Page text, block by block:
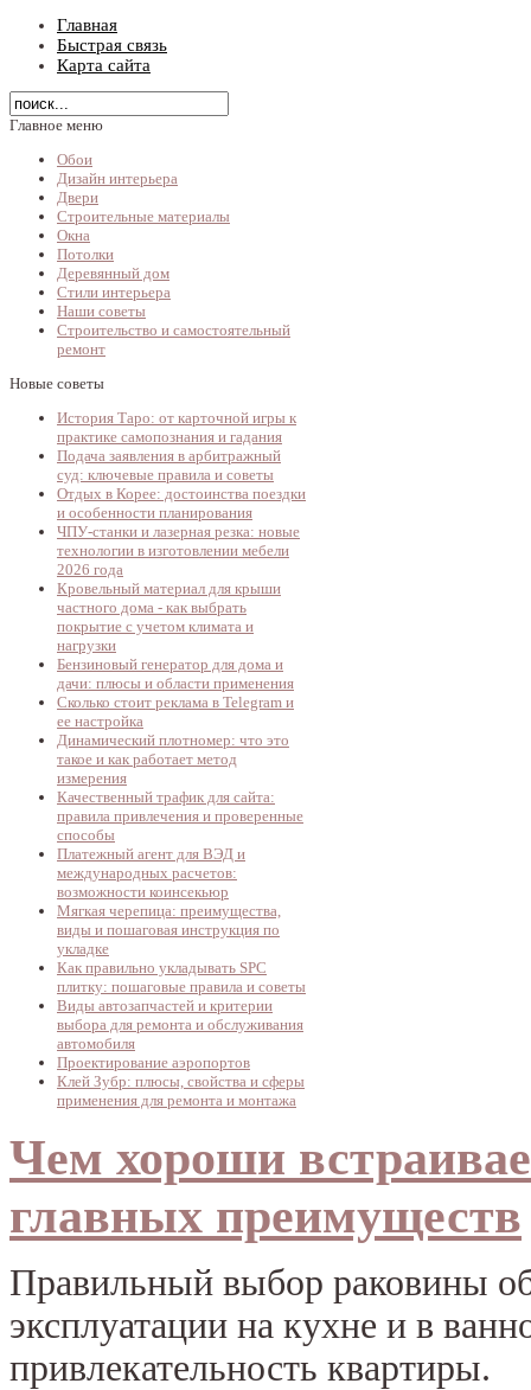
Главная
Быстрая связь
Карта сайта
Главное меню
Обои
Дизайн интерьера
Двери
Строительные материалы
Окна
Потолки
Деревянный дом
Стили интерьера
Наши советы
Строительство и самостоятельный
ремонт
Новые советы
История Таро: от карточной игры к
практике самопознания и гадания
Подача заявления в арбитражный
суд: ключевые правила и советы
Отдых в Корее: достоинства поездки
и особенности планирования
ЧПУ-станки и лазерная резка: новые
технологии в изготовлении мебели
2026 года
Кровельный материал для крыши
частного дома - как выбрать
покрытие с учетом климата и
нагрузки
Бензиновый генератор для дома и
дачи: плюсы и области применения
Сколько стоит реклама в Telegram и
ее настройка
Динамический плотномер: что это
такое и как работает метод
измерения
Качественный трафик для сайта:
правила привлечения и проверенные
способы
Платежный агент для ВЭД и
международных расчетов:
возможности коинсекьюр
Мягкая черепица: преимущества,
виды и пошаговая инструкция по
укладке
Как правильно укладывать SPC
плитку: пошаговые правила и советы
Виды автозапчастей и критерии
выбора для ремонта и обслуживания
автомобиля
Проектирование аэропортов
Клей Зубр: плюсы, свойства и сферы
применения для ремонта и монтажа
Чем хороши
главных преимуществ
Правильный выбор раковины
эксплуатации на кухне и в
привлекательность квартиры.